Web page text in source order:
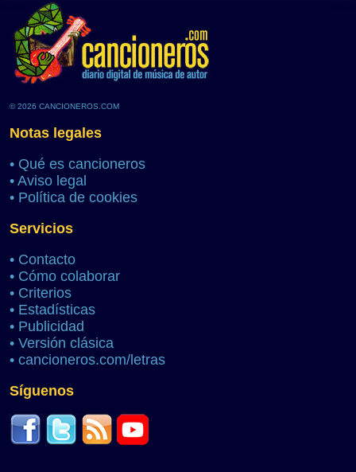
© 2026 CANCIONEROS.COM
Notas legales
• Qué es cancioneros
• Aviso legal
• Política de cookies
Servicios
• Contacto
• Cómo colaborar
• Criterios
• Estadísticas
• Publicidad
• Versión clásica
• cancioneros.com/letras
Síguenos